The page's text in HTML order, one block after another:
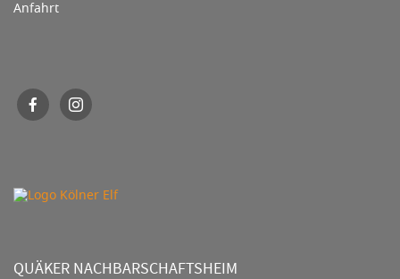
Anfahrt
QUÄKER NACHBARSCHAFTSHEIM